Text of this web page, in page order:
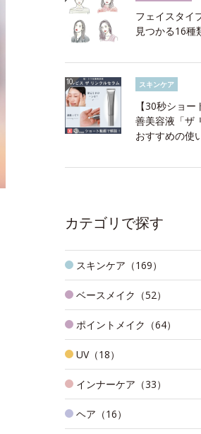
フェイスタイ
見つかる16種
スキンケア
【30秒ショ
善美容液「ザ
おすすめの使
カテゴリで探す
スキンケア（169）
ベースメイク（52）
ポイントメイク（64）
UV（18）
インナーケア（33）
ヘア（16）